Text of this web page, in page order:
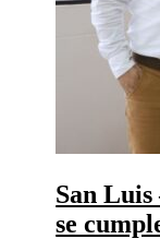
San Luis
se